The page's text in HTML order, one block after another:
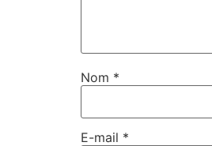
Nom *
E-mail *